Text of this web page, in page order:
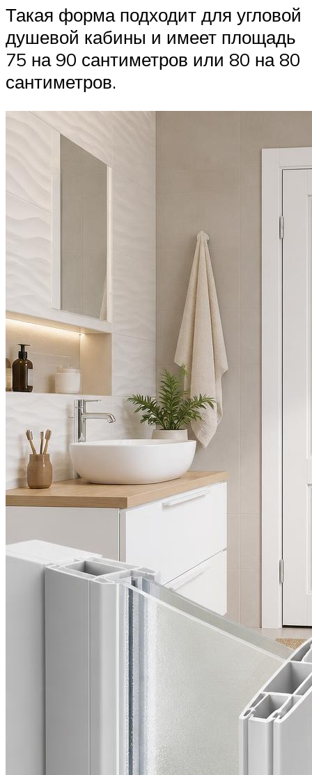
Такая форма подходит для угловой
душевой кабины и имеет площадь
75 на 90 сантиметров или 80 на 80
сантиметров.